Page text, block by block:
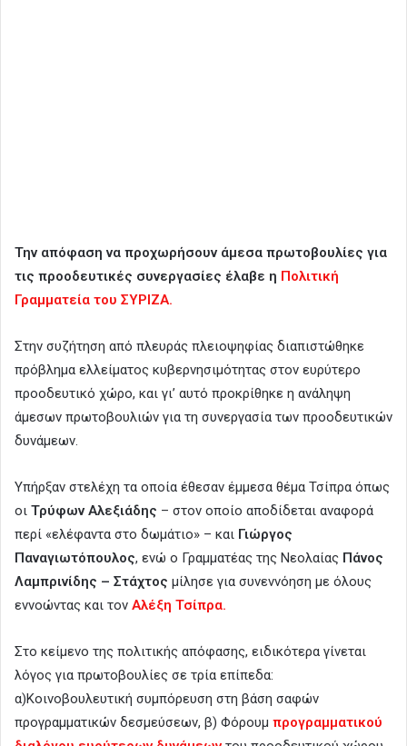
Την απόφαση να προχωρήσουν άμεσα πρωτοβουλίες για
τις προοδευτικές συνεργασίες έλαβε η Πολιτική
Γραμματεία του ΣΥΡΙΖΑ.
Στην συζήτηση από πλευράς πλειοψηφίας διαπιστώθηκε
πρόβλημα ελλείματος κυβερνησιμότητας στον ευρύτερο
προοδευτικό χώρο, και γι’ αυτό προκρίθηκε η ανάληψη
άμεσων πρωτοβουλιών για τη συνεργασία των προοδευτικών
δυνάμεων.
Υπήρξαν στελέχη τα οποία έθεσαν έμμεσα θέμα Τσίπρα όπως
οι Τρύφων Αλεξιάδης – στον οποίο αποδίδεται αναφορά
περί «ελέφαντα στο δωμάτιο» – και Γιώργος
Παναγιωτόπουλος, ενώ ο Γραμματέας της Νεολαίας Πάνος
Λαμπρινίδης – Στάχτος μίλησε για συνεννόηση με όλους
εννοώντας και τον Αλέξη Τσίπρα.
Στο κείμενο της πολιτικής απόφασης, ειδικότερα γίνεται
λόγος για πρωτοβουλίες σε τρία επίπεδα:
α)Κοινοβουλευτική συμπόρευση στη βάση σαφών
προγραμματικών δεσμεύσεων, β) Φόρουμ προγραμματικού